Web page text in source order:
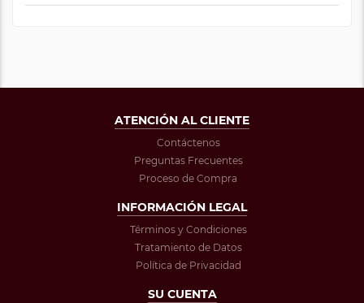
ATENCIÓN AL CLIENTE
Contáctenos
Preguntas Frecuentes
Proceso de Compra
INFORMACIÓN LEGAL
Términos y Condiciones
Tratamiento de Datos
Política de Privacidad
SU CUENTA